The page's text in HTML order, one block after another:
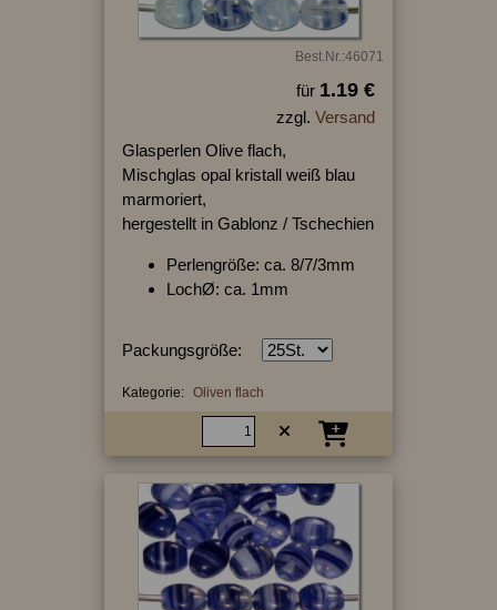
Best.Nr.:46071
für 1.19 €
zzgl. Versand
Glasperlen Olive flach,
Mischglas opal kristall weiß blau
marmoriert,
hergestellt in Gablonz / Tschechien
Perlengröße: ca. 8/7/3mm
LochØ: ca. 1mm
Packungsgröße:
Kategorie: Oliven flach